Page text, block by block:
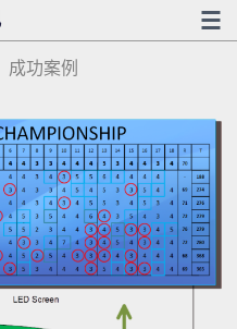
成功案例